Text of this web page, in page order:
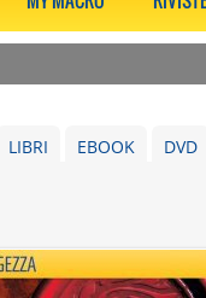
DVD
EBOOK
LIBRI